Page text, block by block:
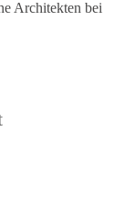
Architekten bei